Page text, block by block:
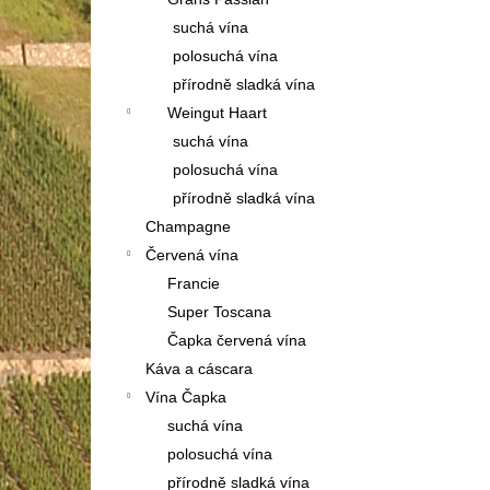
l
suchá vína
polosuchá vína
přírodně sladká vína
Weingut Haart
suchá vína
polosuchá vína
přírodně sladká vína
Champagne
Červená vína
Francie
Super Toscana
Čapka červená vína
Káva a cáscara
Vína Čapka
suchá vína
polosuchá vína
přírodně sladká vína
1 150 Kč